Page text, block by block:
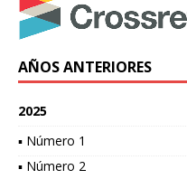
AÑOS ANTERIORES
2025
▪ Número 1
▪ Número 2